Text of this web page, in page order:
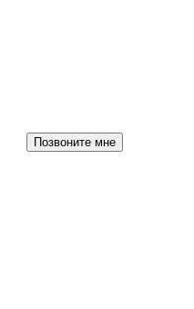
Позвоните мне